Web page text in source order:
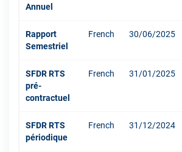
Annuel
Rapport
Semestriel
French 30/06/2025
SFDR RTS
pré-
contractuel
French 31/01/2025
SFDR RTS
périodique
French 31/12/2024